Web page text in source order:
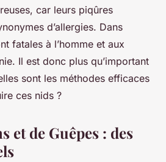
car leurs piqûres
d’allergies. Dans
fatales à l’homme et aux
Il est donc plus qu’important
sont les méthodes efficaces
ces nids ?
et de Guêpes : des